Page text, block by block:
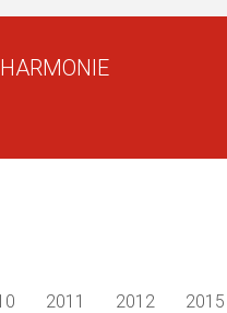
2011 2012 2015